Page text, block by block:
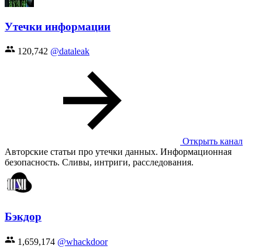
Утечки информации
120,742 @dataleak
Открыть канал
Авторские статьи про утечки данных. Информационная
безопасность. Сливы, интриги, расследования.
Бэкдор
1,659,174 @whackdoor